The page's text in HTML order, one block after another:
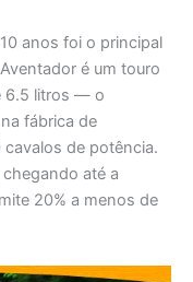
anos foi o principal
é um touro
6.5 litros — o
fábrica de
de potência.
até a
20% a menos de